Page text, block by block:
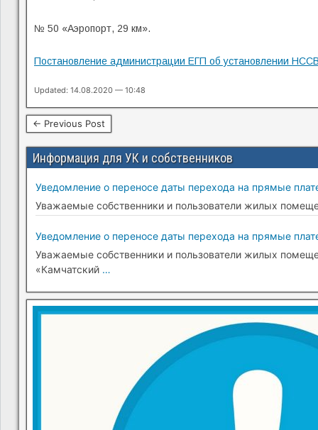
№ 50 «Аэропорт, 29 км».
Постановление администрации ЕГП об установлении
Updated: 14.08.2020 — 10:48
← Previous Post
Информация для УК и собственников
Уведомление о переносе даты перехода на прямые
Уважаемые собственники и пользователи жилых
Уведомление о переносе даты перехода на прямые
Уважаемые собственники и пользователи жилых
«Камчатский …